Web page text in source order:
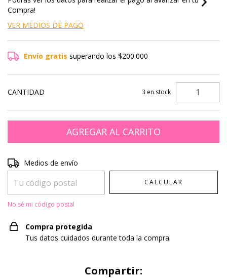
Compra!
VER MEDIOS DE PAGO
Envío gratis superando los$200.000
CANTIDAD 3 en stock
Entregas para el CP:
Medios de envío
CALCULAR
No sé mi código postal
Compra protegida
Tus datos cuidados durante toda la compra.
Compartir: